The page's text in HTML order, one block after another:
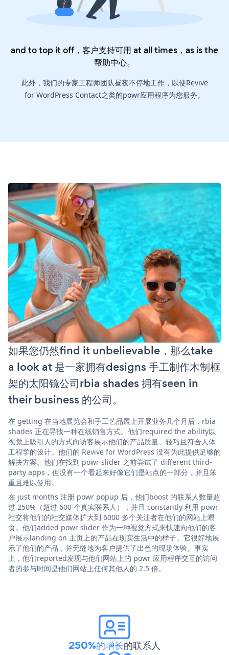
and to top it off，客户支持可用 at all times，as is the
帮助中心。
此外，我们的专家工程师团队昼夜不停地工作，以使Revive
for WordPress Contact之类的powr应用程序为您服务。
如果您仍然find it unbelievable，那么take
a look at 是一家拥有designs 手工制作木制框
架的太阳镜公司rbia shades 拥有seen in
their business 的公司。
在 getting 在当地展览会和手工艺品展上开展业务几个月后，rbia
shades 正在寻找一种在线销售方式。他们required the ability以
视觉上吸引人的方式向访客展示他们的产品质量、轻巧且符合人体
工程学的设计。他们的 Revive for WordPress 没有为此提供足够的
解决方案。他们在找到 powr slider 之前尝试了 different third-
party apps，但没有一个看起来好像它们是站点的一部分，并且笨
重且难以使用。
在 just months 注册 powr popup 后，他们boost 的联系人数量超
过 250%（超过 600 个真实联系人），并且 constantly 利用 powr
社交将他们的社交媒体扩大到 6000 多个关注者在他们的网站上喂
食。他们added powr slider 作为一种视觉方式来快速向他们的客
户展示landing on 主页上的产品在现实生活中的样子。它很好地展
示了他们的产品，并无缝地为客户提供了出色的现场体验。事实
上，他们reported发现与他们网站上的 powr 应用程序交互的访问
者的参与时间是他们网站上任何其他人的 2.5 倍。
250%的增长的联系人